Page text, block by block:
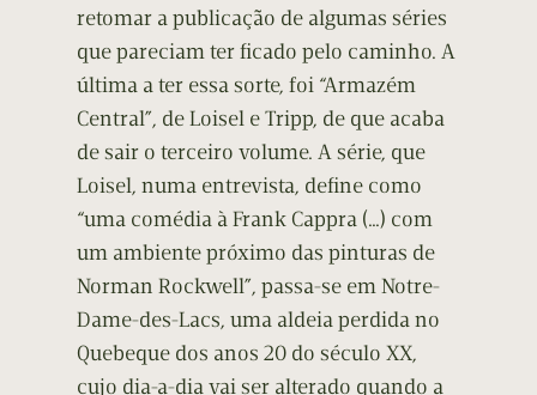
retomar a publicação de algumas séries
que pareciam ter ficado pelo caminho. A
última a ter essa sorte, foi “Armazém
Central”, de Loisel e Tripp, de que acaba
de sair o terceiro volume. A série, que
Loisel, numa entrevista, define como
“uma comédia à Frank Cappra (…) com
um ambiente próximo das pinturas de
Norman Rockwell”, passa-se em Notre-
Dame-des-Lacs, uma aldeia perdida no
Quebeque dos anos 20 do século XX,
cujo dia-a-dia vai ser alterado quando a